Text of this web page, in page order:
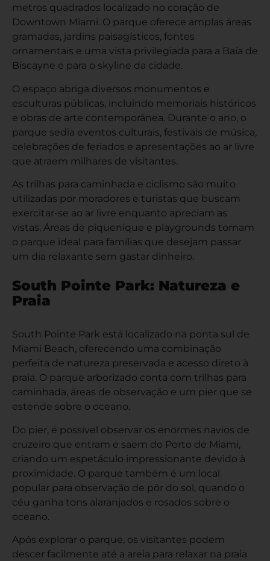
metros quadrados localizado no coração de
Downtown Miami. O parque oferece amplas áreas
gramadas, jardins paisagísticos, fontes
ornamentais e uma vista privilegiada para a Baía de
Biscayne e para o skyline da cidade.
O espaço abriga diversos monumentos e
esculturas públicas, incluindo memoriais históricos
e obras de arte contemporânea. Durante o ano, o
parque sedia eventos culturais, festivais de música,
celebrações de feriados e apresentações ao ar livre
que atraem milhares de visitantes.
As trilhas para caminhada e ciclismo são muito
utilizadas por moradores e turistas que buscam
exercitar-se ao ar livre enquanto apreciam as
vistas. Áreas de piquenique e playgrounds tornam
o parque ideal para famílias que desejam passar
um dia relaxante sem gastar dinheiro.
South Pointe Park: Natureza e
Praia
South Pointe Park está localizado na ponta sul de
Miami Beach, oferecendo uma combinação
perfeita de natureza preservada e acesso direto à
praia. O parque arborizado conta com trilhas para
caminhada, áreas de observação e um pier que se
estende sobre o oceano.
Do pier, é possível observar os enormes navios de
cruzeiro que entram e saem do Porto de Miami,
criando um espetáculo impressionante devido à
proximidade. O parque também é um local
popular para observação de pôr do sol, quando o
céu ganha tons alaranjados e rosados sobre o
oceano.
Após explorar o parque, os visitantes podem
descer facilmente até a areia para relaxar na praia